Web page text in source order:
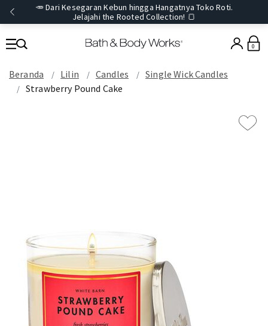
🥕 Dari Kesegaran Kebun hingga Hangatnya Toko Roti.
Jelajahi the Rooted Collection! 🍞
0
Beranda Lilin Candles
Single Wick Candles
Strawberry Pound Cake